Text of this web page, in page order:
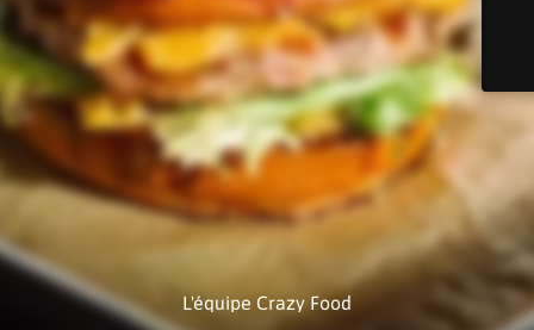
L'équipe Crazy Food